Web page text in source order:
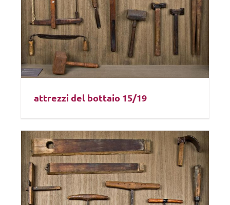
attrezzi del bottaio 15/19